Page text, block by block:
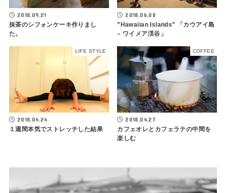
2018.09.21
抹茶のシフォンケーキ作りまし
た。
2018.06.08
”Hawaiian Islands” 「カウアイ島
– ワイメア渓谷」
LIFE STYLE
2018.04.24
１週間本気でストレッチした結果
COFFEE
2018.04.27
カフェオレとカフェラテの中間を
楽しむ